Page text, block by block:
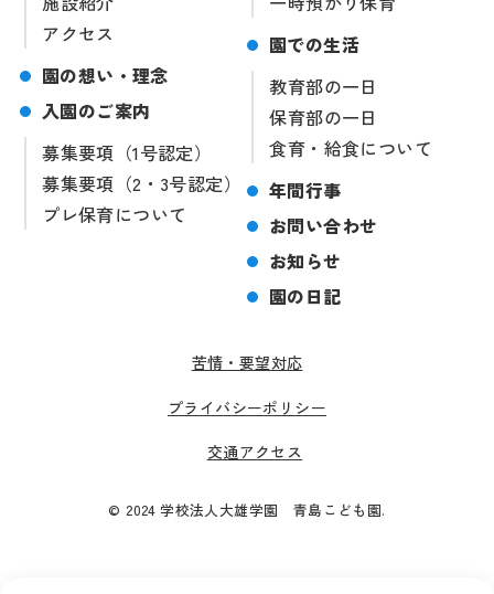
アクセス
園の想い・理念
入園のご案内
募集要項（1号認定）
募集要項（2・3号認定）
プレ保育について
園での生活
教育部の一日
保育部の一日
食育・給食について
年間行事
お問い合わせ
お知らせ
園の日記
© 2024 学校法人大雄学園 青島こども園.
苦情・要望対応
プライバシーポリシー
交通アクセス